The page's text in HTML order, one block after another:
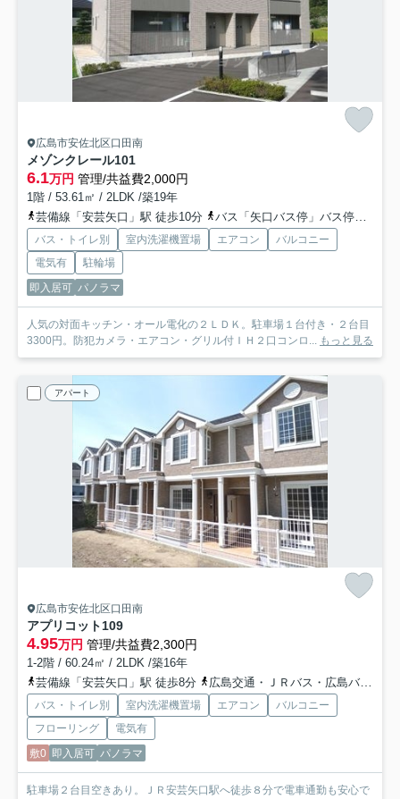
広島市安佐北区口田南
メゾンクレール101
6.1万円 管理/共益費2,000円
1階 / 53.61㎡ / 2LDK /築19年
芸備線「安芸矢口」駅 徒歩10分
バス「矢口バス停」バス停下車 徒歩7分
バス・トイレ別 室内洗濯機置場 エアコン
バルコニー
電気有
駐輪場
即入居可 パノラマ
人気の対面キッチン・オール電化の２ＬＤＫ。駐車場１台付き・２台目
3300円。防犯カメラ・エアコン・グリル付ＩＨ２口コンロ... もっと見る
アパート
広島市安佐北区口田南
アプリコット109
4.95万円 管理/共益費2,300円
1-2階 / 60.24㎡ / 2LDK /築16年
芸備線「安芸矢口」駅 徒歩8分
広島交通・ＪＲバス・広島バス「矢口バス停」バス停下車 徒歩4分
バス・トイレ別 室内洗濯機置場 エアコン
バルコニー
フローリング
電気有
敷0 即入居可 パノラマ
駐車場２台目空きあり。ＪＲ安芸矢口駅へ徒歩８分で電車通勤も安心で